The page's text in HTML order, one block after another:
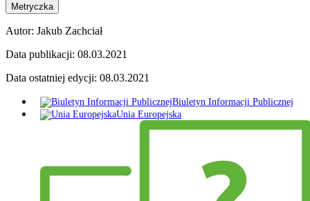
Metryczka
Autor: Jakub Zachciał
Data publikacji: 08.03.2021
Data ostatniej edycji: 08.03.2021
Biuletyn Informacji Publicznej
Unia Europejska